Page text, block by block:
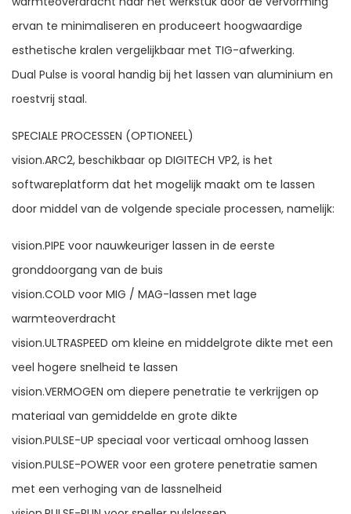
ervan te minimaliseren en produceert hoogwaardige
esthetische kralen vergelijkbaar met TIG-afwerking.
Dual Pulse is vooral handig bij het lassen van aluminium en
roestvrij staal.
SPECIALE PROCESSEN (OPTIONEEL)
vision.ARC2, beschikbaar op DIGITECH VP2, is het
softwareplatform dat het mogelijk maakt om te lassen
door middel van de volgende speciale processen, namelijk:
vision.PIPE voor nauwkeuriger lassen in de eerste
gronddoorgang van de buis
vision.COLD voor MIG / MAG-lassen met lage
warmteoverdracht
vision.ULTRASPEED om kleine en middelgrote dikte met een
veel hogere snelheid te lassen
vision.VERMOGEN om diepere penetratie te verkrijgen op
materiaal van gemiddelde en grote dikte
vision.PULSE-UP speciaal voor verticaal omhoog lassen
vision.PULSE-POWER voor een grotere penetratie samen
met een verhoging van de lassnelheid